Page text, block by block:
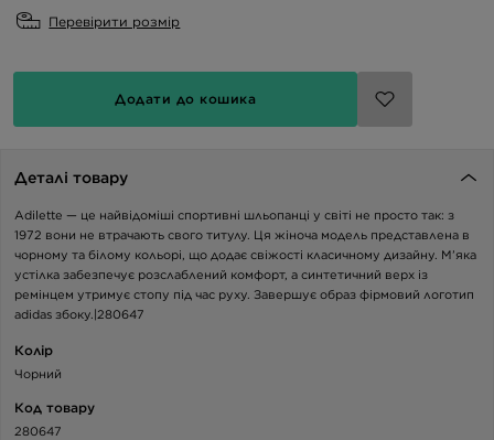
Перевірити розмір
Додати до кошика
Деталі товару
Adilette — це найвідоміші спортивні шльопанці у світі не просто так: з
1972 вони не втрачають свого титулу. Ця жіноча модель представлена в
чорному та білому кольорі, що додає свіжості класичному дизайну. М’яка
устілка забезпечує розслаблений комфорт, а синтетичний верх із
ремінцем утримує стопу під час руху. Завершує образ фірмовий логотип
adidas збоку.|280647
Колір
Чорний
Код товару
280647